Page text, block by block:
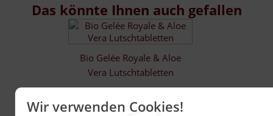
Wir verwenden Cookies!
Das könnte Ihnen auch gefallen
Bio Gelée Royale & Aloe
Vera Lutschtabletten